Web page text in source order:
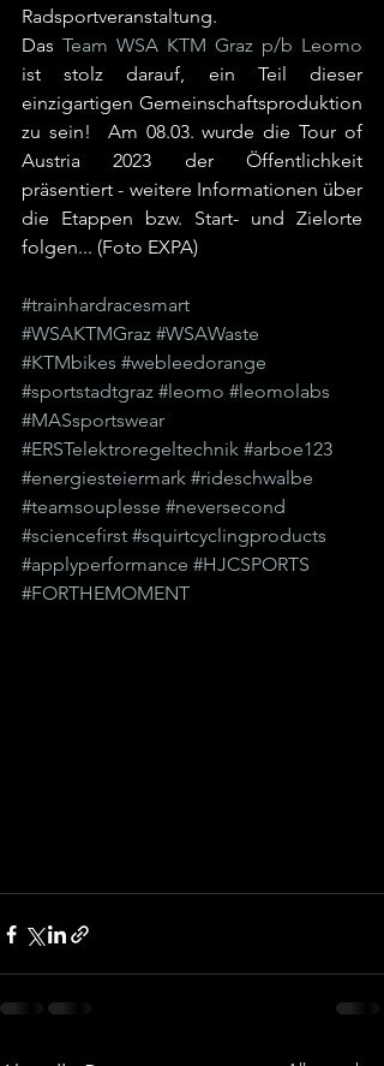
Radsportveranstaltung.
Das Team WSA KTM Graz p/b Leomo
ist stolz darauf, ein Teil dieser
einzigartigen Gemeinschaftsproduktion
zu sein!  Am 08.03. wurde die Tour of
Austria 2023 der Öffentlichkeit
präsentiert - weitere Informationen über
die Etappen bzw. Start- und Zielorte
folgen... (Foto EXPA)
#trainhardracesmart
#WSAKTMGraz #WSAWaste
#KTMbikes #webleedorange
#sportstadtgraz #leomo #leomolabs
#MASsportswear
#ERSTelektroregeltechnik #arboe123
#energiesteiermark #rideschwalbe
#teamsouplesse #neversecond
#sciencefirst #squirtcyclingproducts
#applyperformance #HJCSPORTS
#FORTHEMOMENT